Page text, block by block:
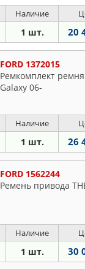
Наличие
1 шт. 20
FORD 1372015
Ремкомплект
Galaxy 06-
Наличие
1 шт. 26
FORD 1562244
Ремень привода
Наличие
1 шт. 30